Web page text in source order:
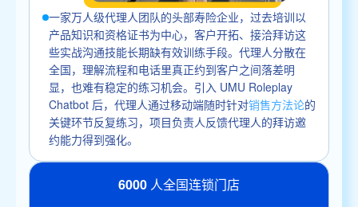
一家万人级代理人团队的头部寿险企业，过去培训以
产品知识和资格证书为中心，客户开拓、接洽拜访这
些实战沟通技能长期缺有效训练手段。代理人分散在
全国，理解流程和电话里真正约到客户之间落差明
显，也难有稳定的练习机会。引入 UMU Roleplay
Chatbot 后，代理人通过移动端随时针对销售方法论的
关键环节反复练习，项目负责人反馈代理人的拜访邀
约能力得到强化。
6000 人全国连锁门店